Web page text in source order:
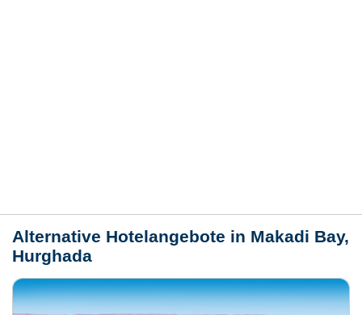
Alternative Hotelangebote in Makadi Bay,
Hurghada